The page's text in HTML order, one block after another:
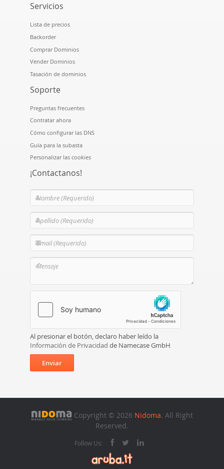
Servicios
Lista de precios
Backorder
Comprar Dominios
Vender Dominios
Tasación de dominios
Soporte
Preguntas frecuentes
Contratar ahora
Cómo configurar las DNS
Guía para la subasta
Personalizar las cookies
¡Contactanos!
Al presionar el botón, declaro haber leído la
Información de Privacidad de Namecase GmbH
Enviar
Copyright © 2026 Nidoma. All Right
Reserved.
Follow Us: